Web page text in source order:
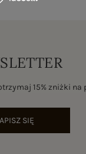
15% zniżki na
SIĘ